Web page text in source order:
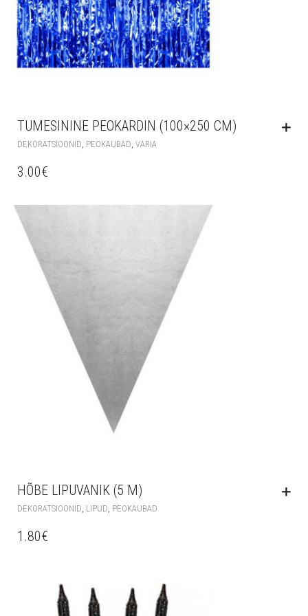
TUMESININE PEOKARDIN (100×250 CM)
DEKORATSIOONID PEOKAUBAD VARIA
3.00€
HÕBE LIPUVANIK (5 M)
DEKORATSIOONID, LIPUD, PEOKAUBAD
1.80€